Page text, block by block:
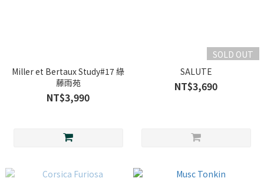
Miller et Bertaux Study#17 綠
藤雨苑
NT$3,990
SOLD OUT
SALUTE
NT$3,690